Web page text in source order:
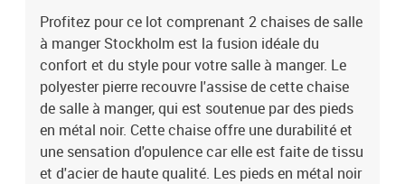
gastronomique.
Profitez pour ce lot comprenant 2 chaises de salle
à manger Stockholm est la fusion idéale du
confort et du style pour votre salle à manger. Le
polyester pierre recouvre l'assise de cette chaise
de salle à manger, qui est soutenue par des pieds
en métal noir. Cette chaise offre une durabilité et
une sensation d'opulence car elle est faite de tissu
et d'acier de haute qualité. Les pieds en métal noir